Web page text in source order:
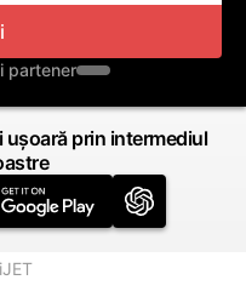
partener
ușoară prin intermediul